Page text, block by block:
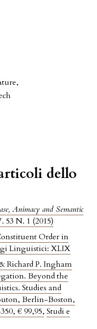
,
dello
Animacy and Semantic
53 N. 1 (2015)
Order in
Linguistici: XLIX
Richard P. Ingham
Beyond the
Studies and
Berlin-Boston,
€ 99,95, Studi e